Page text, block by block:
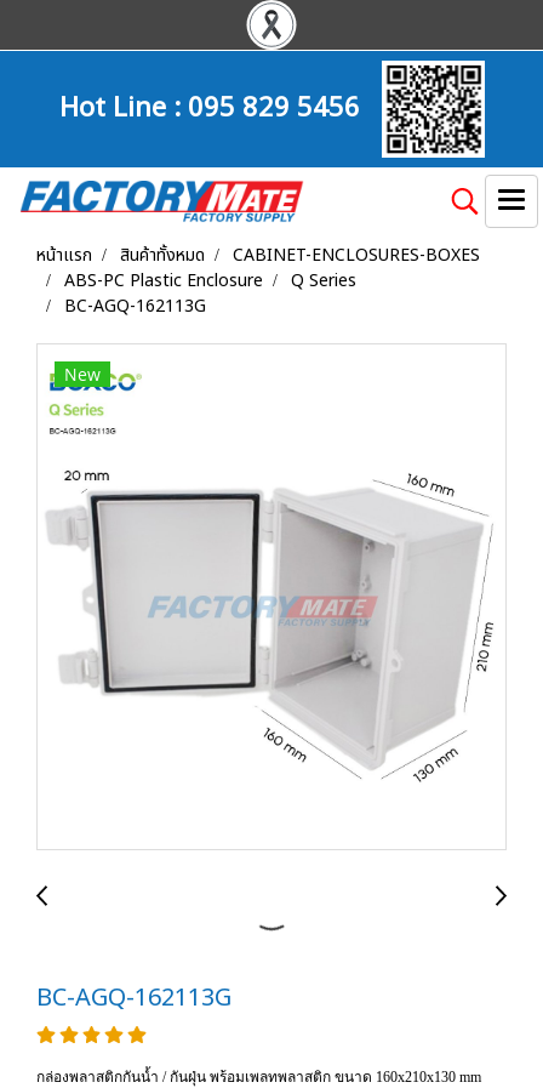
Hot Line :095 829 5456
หน้าแรก สินค้าทั้งหมด
CABINET-ENCLOSURES-BOXES
ABS-PC Plastic Enclosure
Q Series
BC-AGQ-162113G
New
BC-AGQ-162113G
กล่องพลาสติกกันน้ำ / กันฝุ่น พร้อมเพลทพลาสติก ขนาด 160x210x130 mm